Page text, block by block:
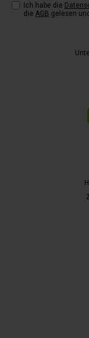
Ich habe die
die AGB gelesen